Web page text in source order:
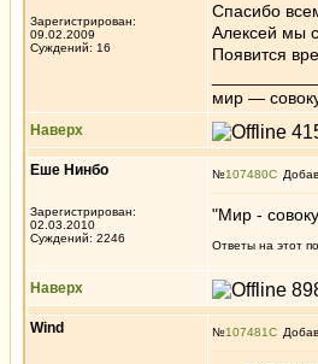
Зарегистрирован:
09.02.2009
Суждений: 16
Спасибо
Алексей мы
Появится
мир —
Наверх
Еше Нинбо
Зарегистрирован:
02.03.2010
Суждений: 2246
№107480
"Мир -
Ответы на этот
Наверх
Wind №107481